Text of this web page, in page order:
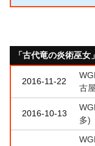
「古代竜の炎術巫
2016-11-22
古
2016-10-13
多)